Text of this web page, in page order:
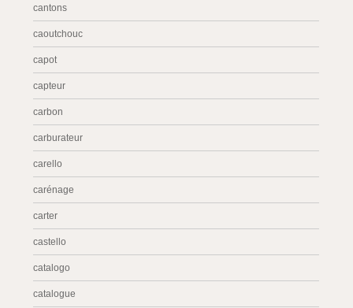
cantons
caoutchouc
capot
capteur
carbon
carburateur
carello
carénage
carter
castello
catalogo
catalogue